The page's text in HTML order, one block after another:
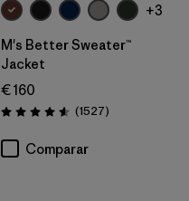
+3
M's Better Sweater™
Jacket
€ 160
Puntuación: 4.6 / 5
(1527Reseñas
)
Comparar